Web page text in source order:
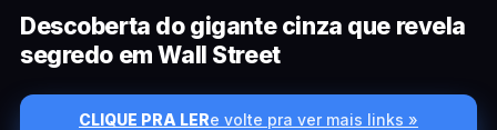
Descoberta do gigante cinza que revela
segredo em Wall Street
CLIQUE PRA LERe volte pra ver mais links »